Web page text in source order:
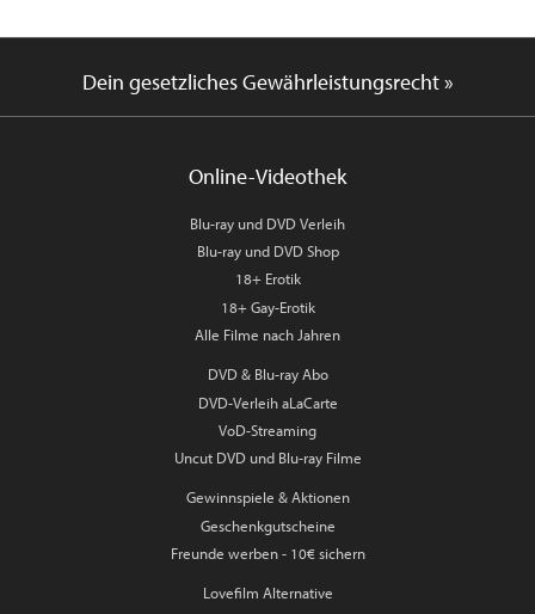
Dein gesetzliches Gewährleistungsrecht »
Online-Videothek
Blu-ray und DVD Verleih
Blu-ray und DVD Shop
18+ Erotik
18+ Gay-Erotik
Alle Filme nach Jahren
DVD & Blu-ray Abo
DVD-Verleih aLaCarte
VoD-Streaming
Uncut DVD und Blu-ray Filme
Gewinnspiele & Aktionen
Geschenkgutscheine
Freunde werben - 10€ sichern
Lovefilm Alternative